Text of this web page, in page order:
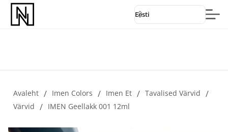
Eesti
Avaleht / Imen Colors / Imen Et / Tavalised Värvid /
Värvid / IMEN Geellakk 001 12ml